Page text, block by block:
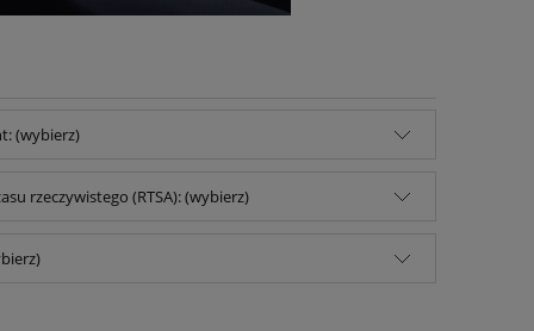
(wybierz)
rzeczywistego (RTSA): (wybierz)